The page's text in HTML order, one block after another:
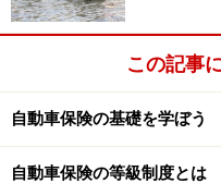
この記事
自動車保険の基礎を学ぼう
自動車保険の等級制度とは